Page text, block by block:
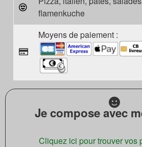
flamenkuche
Moyens de paiement :
Je compose avec
Cliquez ici pour trouver vos